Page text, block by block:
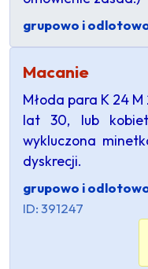
grupowo i
Macanie
Młoda para K 24
lat 30, lub
wykluczona
dyskrecji.
grupowo i
ID: 391247